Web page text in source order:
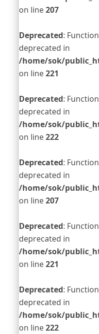
on line207
Deprecated:
deprecated in
/home/sok/
on line221
Deprecated:
deprecated in
/home/sok/
on line222
Deprecated:
deprecated in
/home/sok/
on line207
Deprecated:
deprecated in
/home/sok/
on line221
Deprecated:
deprecated in
/home/sok/
on line222